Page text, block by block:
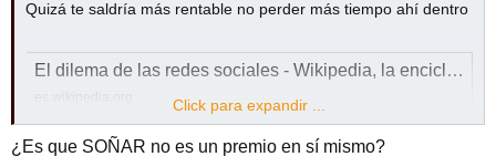
Quizá te saldría más rentable no perder más tiempo ahí dentro
El dilema de las redes sociales - Wikipedia, la enciclopedia libre
y aprovecharlo para aprender cosas interesantes en la
Click para expandir ...
¿Es que SOÑAR no es un premio en sí mismo?